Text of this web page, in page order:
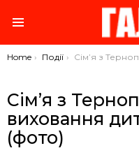
You are here:
Home Події Сім’я з Тернополя взяла на виховання дитину-інваліда (фото)
Сім’я з
виховання
(фото)